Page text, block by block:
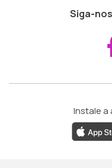
Siga-
Instale a